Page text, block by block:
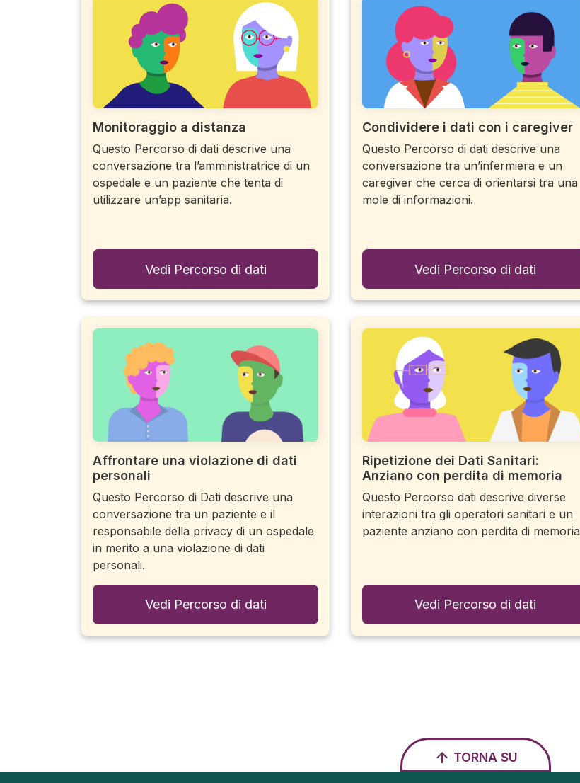
Monitoraggio a distanza
Questo Percorso di dati descrive una
conversazione tra l’amministratrice di un
ospedale e un paziente che tenta di
utilizzare un’app sanitaria.
Vedi Percorso di dati
Condividere i dati con i caregiver
Questo Percorso di dati descrive una
conversazione tra un’infermiera e un
caregiver che cerca di orientarsi tra una
mole di informazioni.
Vedi Percorso di dati
Affrontare una violazione di dati
personali
Questo Percorso di Dati descrive una
conversazione tra un paziente e il
responsabile della privacy di un ospedale
in merito a una violazione di dati
personali.
Vedi Percorso di dati
Ripetizione dei Dati Sanitari:
Anziano con perdita di memoria
Questo Percorso dati descrive diverse
interazioni tra gli operatori sanitari e un
paziente anziano con perdita di memoria
Vedi Percorso di dati
TORNA SU